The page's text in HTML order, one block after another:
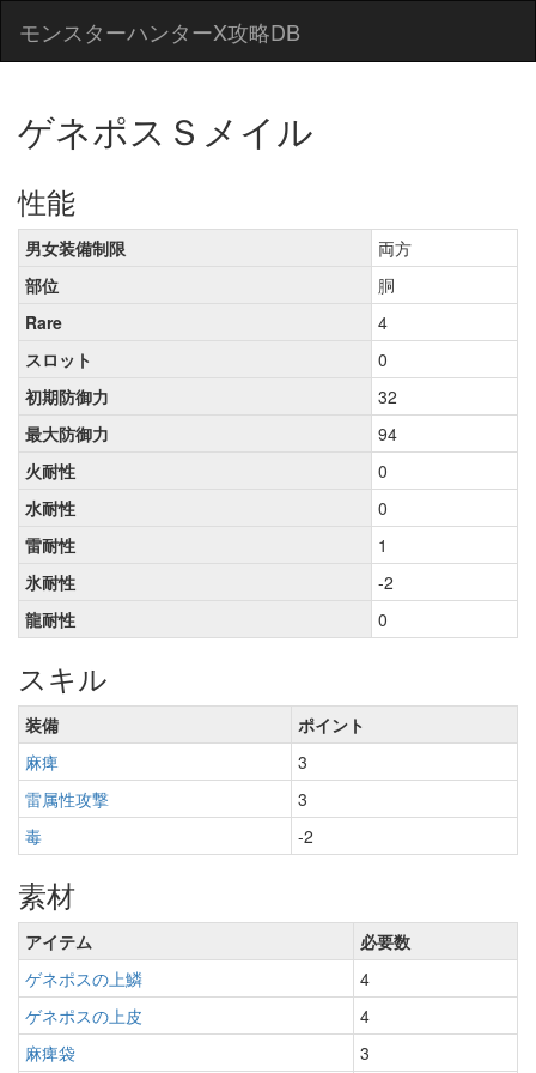
モンスターハンターX攻略DB
ゲネポスＳメイル
性能
男女装備制限
両方
部位
胴
Rare
4
スロット
0
初期防御力
32
最大防御力
94
火耐性
0
水耐性
0
雷耐性
1
氷耐性
-2
龍耐性
0
スキル
装備
ポイント
麻痺
3
雷属性攻撃
3
毒
-2
素材
アイテム
必要数
ゲネポスの上鱗
4
ゲネポスの上皮
4
麻痺袋
3